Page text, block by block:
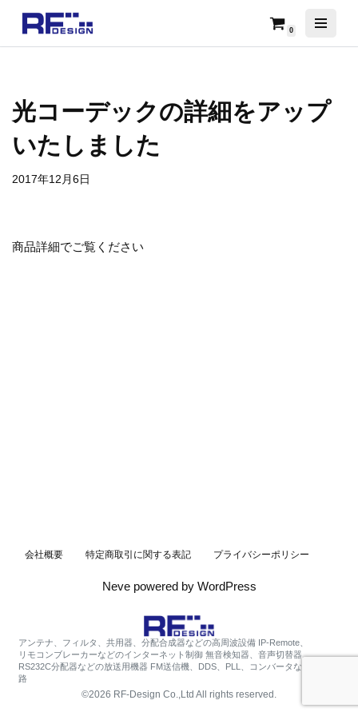
ン
ツ
へ
ス
キ
0
光コーデックの詳細をアップ
いたしました
2017年12月6日
商品詳細でご覧ください
会社概要 特定商取引に関する表記 プライバシーポリシー
Nevepowered by WordPress
アンテナ、フィルタ、共用器、分配合成器などの高周波設備 IP-Remote、
リモコンブレーカーなどのインターネット制御無音検知器、音声切替器、
RS232C分配器などの放送用機器 FM送信機、DDS、PLL、コンバータなどのRF回
路
©2026 RF-Design Co.,Ltd All rights reserved.